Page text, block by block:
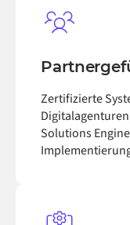
Zertifizierte
Solutions